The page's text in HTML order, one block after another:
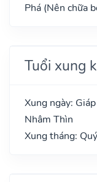
Phá (Nên chữa
Tuổi xung
Xung ngày:
Nhâm Thìn
Xung tháng: